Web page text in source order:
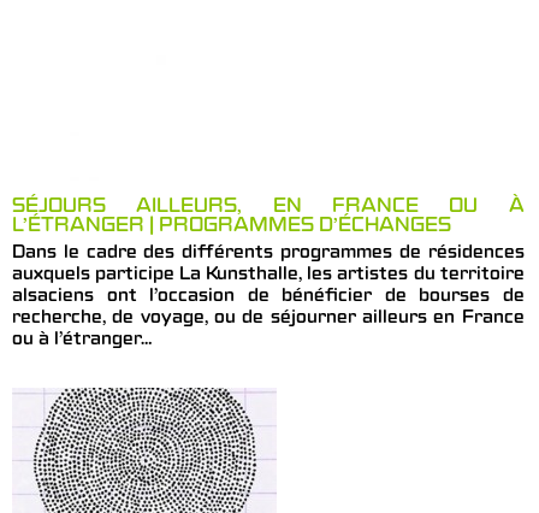
SÉJOURS AILLEURS, EN FRANCE OU À
L’ÉTRANGER | PROGRAMMES D’ÉCHANGES
Dans le cadre des différents programmes de résidences
auxquels participe La Kunsthalle, les artistes du territoire
alsaciens ont l’occasion de bénéficier de bourses de
recherche, de voyage, ou de séjourner ailleurs en France
ou à l’étranger…